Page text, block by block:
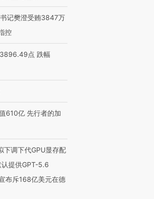
记樊澄受贿3847万
控
点 跌幅
610亿 先行者的加
下调下代GPU显存配
提供GPT-5.6
布斥168亿美元在德